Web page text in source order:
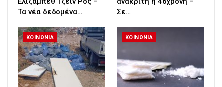
Τα νέα δεδομένα…
Σε…
ΚΟΙΝΩΝΙΑ ΚΟΙΝΩΝΙΑ